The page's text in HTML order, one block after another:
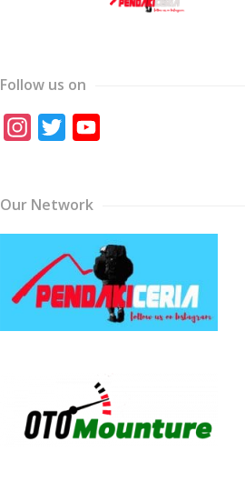
Follow us on
Instagram
Twitter
Our Network